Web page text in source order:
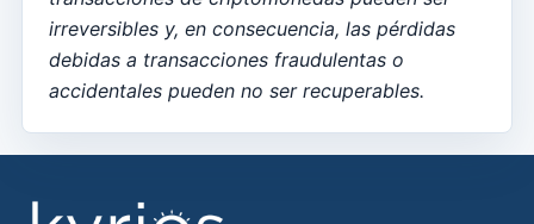
Parroquias
arciprestes
Diócesis
irreversibles y, en consecuencia, las pérdidas
debidas a transacciones fraudulentas o
accidentales pueden no ser recuperables.